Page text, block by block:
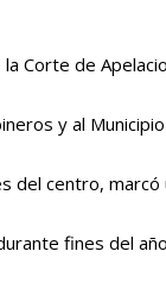
Corte de
y al
del centro,
fines del